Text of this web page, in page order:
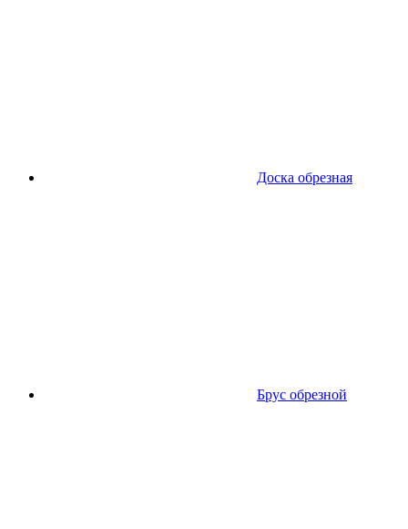
Доска обрезная
Брус обрезной